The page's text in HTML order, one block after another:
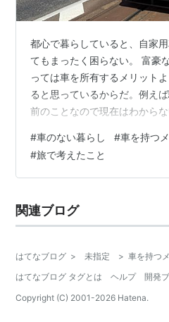
都心で暮らしていると、自家
てもまったく困らない。 富豪
っては車を所有するメリット
ると思っているからだ。例え
前のことなので現在はわから
万円×1年間で60万かかること
代、重量税、車検など、たっ
には、簡単に計算してみても
いたようだったけれど、一般
き、瞬時に車は必要なし！と
#車のない暮らし #車を持つ
#旅で考えたこと
関連ブログ
はてなブログ > 未指定 > 車を持つ
はてなブログ タグとは
ヘルプ 開発
Copyright (C) 2001-2026 Hatena.